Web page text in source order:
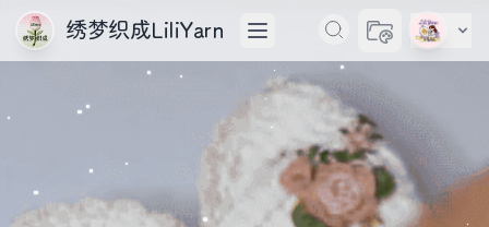
绣梦织成LiliYarn 切换主题